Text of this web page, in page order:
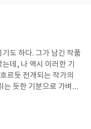
활을 얘기하는 부분에서
흘리며 책장을 덮었다.
어와 기법으로 표현할
논리적이며, 감성적이며,
한 매력이 있다. 나는
은 색연필과 볼펜으로
로 금은보화와 같은 진
마가복음에 대한 진정
권한다. 신선하고 창의
가 남긴 작품
데, 나 역시 이러한 기
기도 했고, 주인공
는 주인공 ‘고요한’과